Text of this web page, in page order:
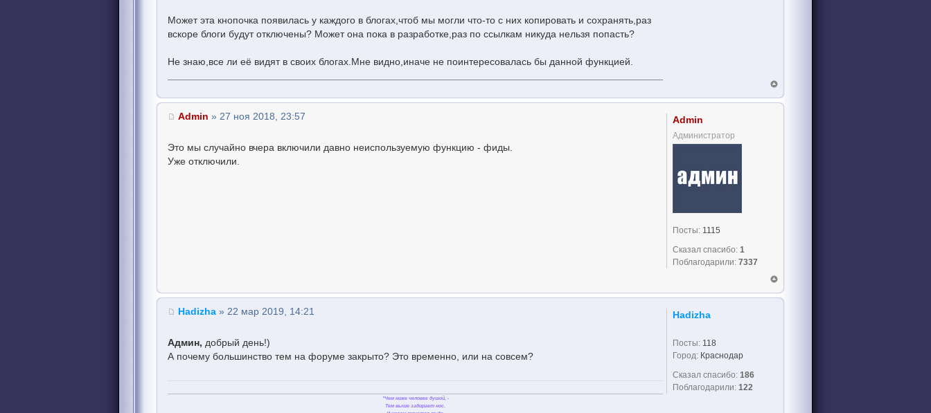
Может эта кнопочка появилась у каждого в блогах,чтоб мы могли что-то с них копировать и сохранять,раз
вскоре блоги будут отключены? Может она пока в разработке,раз по ссылкам никуда нельзя попасть?
Не знаю,все ли её видят в своих блогах.Мне видно,иначе не поинтересовалась бы данной функцией.
Admin » 27 ноя 2018, 23:57
Это мы случайно вчера включили давно неиспользуемую функцию - фиды.
Уже отключили.
Admin
Администратор
Посты: 1115
Сказал спасибо: 1
Поблагодарили: 7337
Hadizha » 22 мар 2019, 14:21
Админ, добрый день!)
А почему большинство тем на форуме закрыто? Это временно, или на совсем?
"Чем ниже человек душой, -
Тем выше задирает нос.
Hadizha
Посты: 118
Город: Краснодар
Сказал спасибо: 186
Поблагодарили: 122